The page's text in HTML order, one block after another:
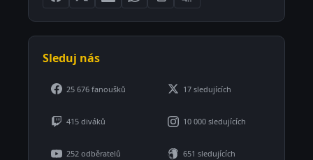
Sleduj nás
25 676 fanoušků 17 sledujících
415 diváků 10 000 sledujících
252 odběratelů 651 sledujících